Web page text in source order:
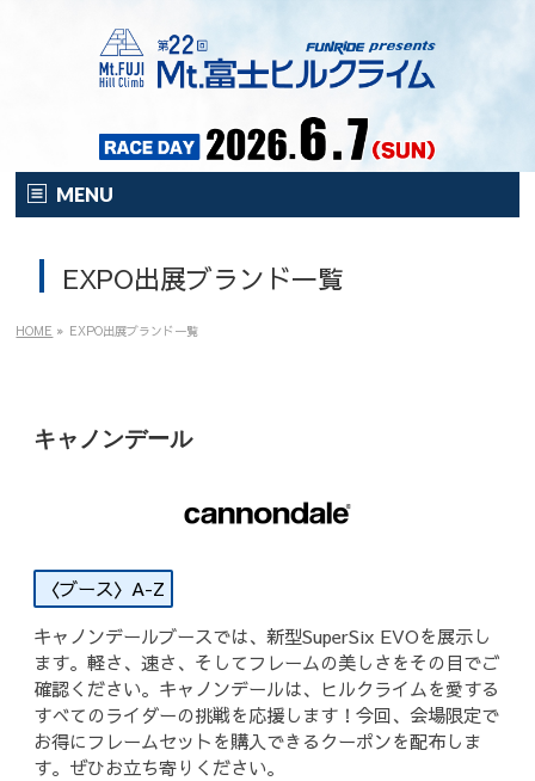
MENU
歴代記録（男子）
歴代記録（女子）
はじめて参加する方へ
Movie&Photo
EXPO出展ブランド一覧
HOME » EXPO出展ブランド一覧
キャノンデール
A-Z
キャノンデールブースでは、新型SuperSix EVOを展示し
ます。軽さ、速さ、そしてフレームの美しさをその目でご
確認ください。キャノンデールは、ヒルクライムを愛する
すべてのライダーの挑戦を応援します！今回、会場限定で
お得にフレームセットを購入できるクーポンを配布しま
す。ぜひお立ち寄りください。